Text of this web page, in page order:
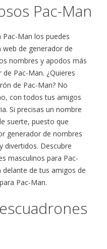
Pac-Man
Man los puedes
web de generador de
nombres y apodos más
Pac-Man. ¿Quieres
de Pac-Man? No
con todos tus amigos
Si precisas un nombre
suerte, puesto que
generador de nombres
divertidos. Descubre
masculinos para Pac-
delante de tus amigos de
Pac-Man.